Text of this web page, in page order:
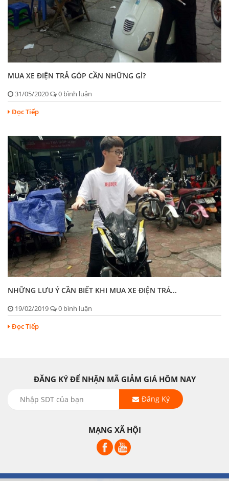
MUA XE ĐIỆN TRẢ GÓP CẦN NHỮNG GÌ?
31/05/2020
0 bình luận
Đọc Tiếp
NHỮNG LƯU Ý CẦN BIẾT KHI MUA XE ĐIỆN TRẢ...
19/02/2019
0 bình luận
Đọc Tiếp
ĐĂNG KÝ ĐỂ NHẬN MÃ GIẢM GIÁ HÔM NAY
Đăng Ký
MẠNG XÃ HỘI